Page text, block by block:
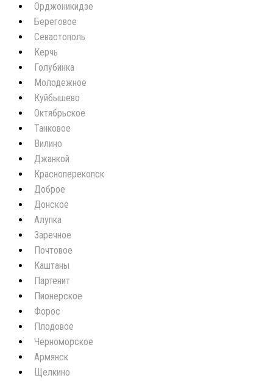
Орджоникидзе
Береговое
Севастополь
Керчь
Голубинка
Молодежное
Куйбышево
Октябрьское
Танковое
Вилино
Джанкой
Красноперекопск
Доброе
Донское
Алупка
Заречное
Почтовое
Каштаны
Партенит
Пионерское
Форос
Плодовое
Черноморское
Армянск
Щелкино